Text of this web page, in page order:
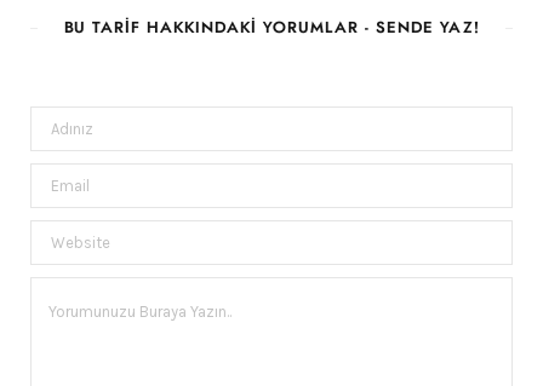
BU TARIF HAKKINDAKI YORUMLAR - SENDE YAZ!